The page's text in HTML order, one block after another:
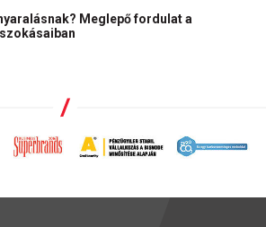
Meglepő fordulat a